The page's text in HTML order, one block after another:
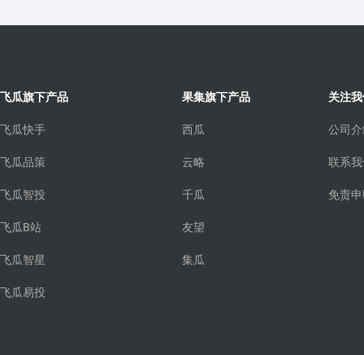
飞瓜旗下产品
飞瓜快手
飞瓜品策
飞瓜智投
飞瓜B站
飞瓜智星
飞瓜易投
果集旗下产品
西瓜
云略
千瓜
友望
集瓜
关注
公司
联系
免责